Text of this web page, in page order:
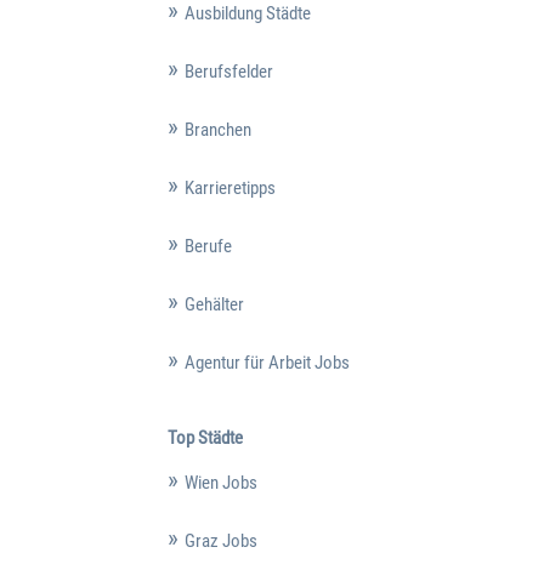
Ausbildung Städte
Berufsfelder
Branchen
Karrieretipps
Berufe
Gehälter
Agentur für Arbeit Jobs
Top Städte
Wien Jobs
Graz Jobs